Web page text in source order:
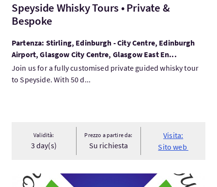
Speyside Whisky Tours • Private &
Bespoke
Partenza: Stirling, Edinburgh - City Centre, Edinburgh
Airport, Glasgow City Centre, Glasgow East En...
Join us for a fully customised private guided whisky tour
to Speyside. With 50 d...
Validità:
3 day(s)
Prezzo a partire da:
Su richiesta
Visita:
Sito web
Visita:Scotland Tours